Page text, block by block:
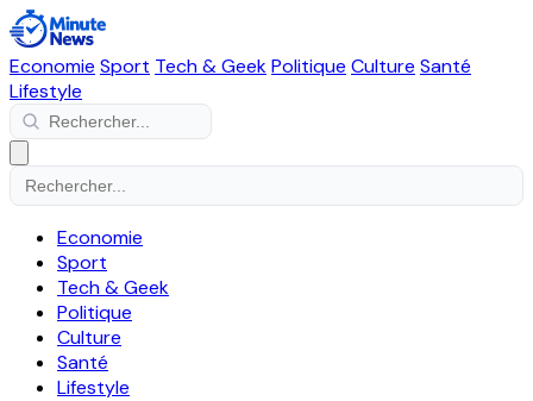
Economie Sport Tech & GeekPolitique Culture Santé
Lifestyle
Economie
Sport
Tech & Geek
Politique
Culture
Santé
Lifestyle